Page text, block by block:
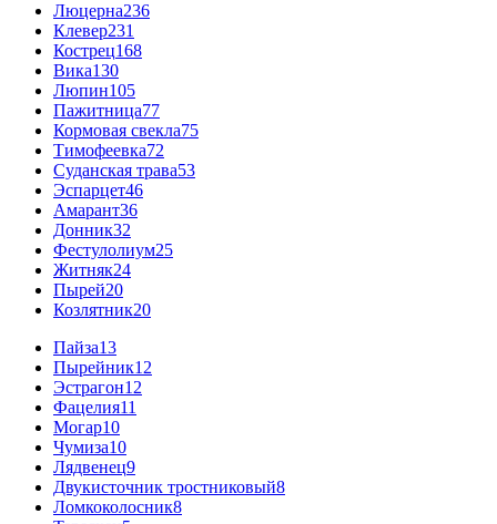
Люцерна236
Клевер231
Кострец168
Вика130
Люпин105
Пажитница77
Кормовая свекла75
Тимофеевка72
Суданская трава53
Эспарцет46
Амарант36
Донник32
Фестулолиум25
Житняк24
Пырей20
Козлятник20
Пайза13
Пырейник12
Эстрагон12
Фацелия11
Могар10
Чумиза10
Лядвенец9
Двукисточник тростниковый8
Ломкоколосник8